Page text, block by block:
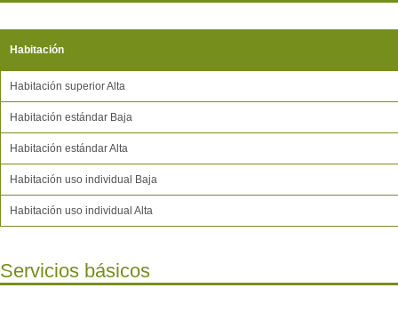
Habitación
Habitación superior Alta
Habitación estándar Baja
Habitación estándar Alta
Habitación uso individual Baja
Habitación uso individual Alta
Servicios básicos